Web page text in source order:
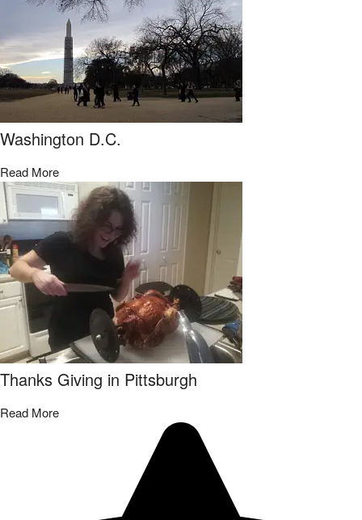
Washington D.C.
Read More
Thanks Giving in Pittsburgh
Read More